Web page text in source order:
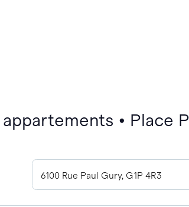
• Place
6100 Rue Paul Gury, G1P 4R3